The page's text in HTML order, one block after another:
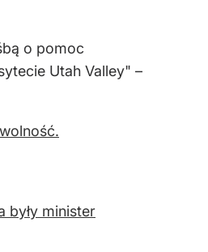
o pomoc
Utah Valley" –
były minister